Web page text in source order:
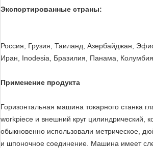
Экспортированные страны:
Россия, Грузия, Таиланд, Азербайджан,
Иран, Inodesia, Бразилия, Панама,
Применение продукта
Горизонтальная машина токарного станка
workpiece и внешний круг цилиндрический,
обыкновенно использовали метрическое,
и шпоночное соединение. Машина имеет